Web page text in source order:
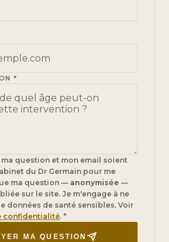
*
question et mon email soient
du Dr Germain pour me
ma question — anonymisée —
sur le site. Je m'engage à ne
données de santé sensibles. Voir
confidentialité. *
MA QUESTION